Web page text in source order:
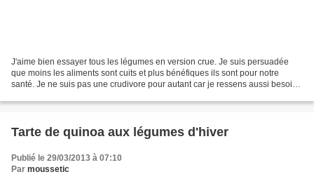
J'aime bien essayer tous les légumes en version crue. Je suis persuadée
que moins les aliments sont cuits et plus bénéfiques ils sont pour notre
santé. Je ne suis pas une crudivore pour autant car je ressens aussi besoin
Tarte de quinoa aux légumes d'hiver
Publié le 29/03/2013 à 07:10
Par moussetic